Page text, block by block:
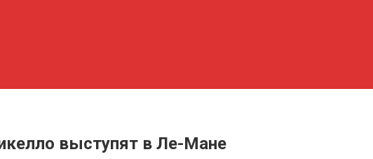
выступят в Ле-Мане